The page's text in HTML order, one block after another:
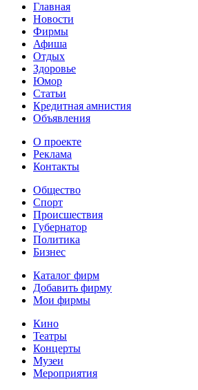
Главная
Новости
Фирмы
Афиша
Отдых
Здоровье
Юмор
Статьи
Кредитная амнистия
Объявления
О проекте
Реклама
Контакты
Общество
Спорт
Происшествия
Губернатор
Политика
Бизнес
Каталог фирм
Добавить фирму
Мои фирмы
Кино
Театры
Концерты
Музеи
Мероприятия